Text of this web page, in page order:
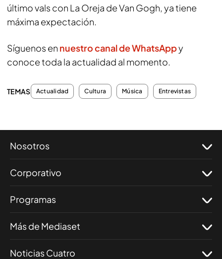
último vals con La Oreja de Van Gogh, ya tiene
máxima expectación.
Síguenos en nuestro canal de WhatsAppy
conoce toda la actualidad al momento.
TEMAS Actualidad Cultura Música Entrevistas
Nosotros
Corporativo
Programas
Más de Mediaset
Noticias Cuatro